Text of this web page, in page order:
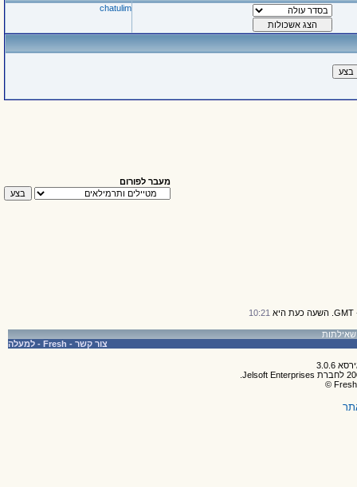
chatulim
מעבר לפורום
10:21
צור קשר -
Fresh
- למעלה